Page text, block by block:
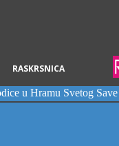
RASKRSNICA